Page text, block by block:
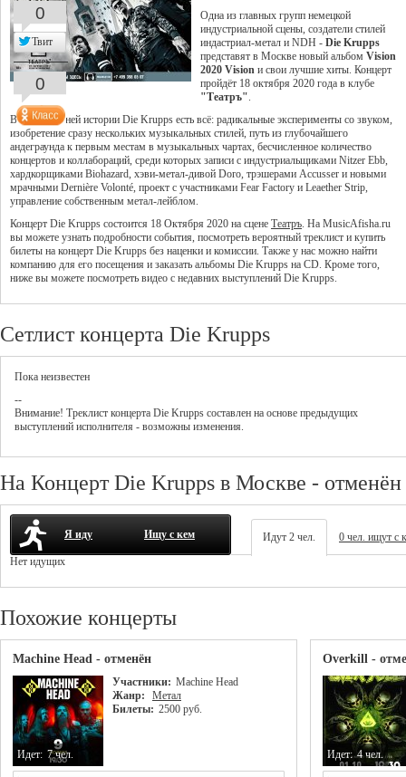
Одна из главных групп немецкой
индустриальной сцены, создатели стилей
индастриал-метал и NDH - Die Krupps
представят в Москве новый альбом Vision
2020 Vision и свои лучшие хиты. Концерт
пройдёт 18 октября 2020 года в клубе
"Театръ".
В сорокалетней истории Die Krupps есть всё: радикальные эксперименты со звуком,
изобретение сразу нескольких музыкальных стилей, путь из глубочайшего
андеграунда к первым местам в музыкальных чартах, бесчисленное количество
концертов и коллабораций, среди которых записи с индустриальщиками Nitzer Ebb,
хардкорщиками Biohazard, хэви-метал-дивой Doro, трэшерами Accusser и новыми
мрачными Dernière Volonté, проект с участниками Fear Factory и Leaether Strip,
управление собственным метал-лейблом.
Концерт Die Krupps состоится 18 Октября 2020 на сцене Театръ. На MusicAfisha.ru
вы можете узнать подробности события, посмотреть вероятный треклист и купить
билеты на концерт Die Krupps без наценки и комиссии. Также у нас можно найти
компанию для его посещения и заказать альбомы Die Krupps на CD. Кроме того,
ниже вы можете посмотреть видео с недавних выступлений Die Krupps.
Сетлист концерта Die Krupps
Пока неизвестен
--
Внимание! Треклист концерта Die Krupps составлен на основе предыдущих
выступлений исполнителя - возможны изменения.
На Концерт Die Krupps в Москве - отменён
Я иду Ищу с кем Идут 2 чел.
0 чел. ищут с
Нет идущих
Похожие концерты
Machine Head - отменён
Участники: Machine Head
Жанр:
Метал
Билеты: 2500 руб.
Идет: 7 чел.
Overkill -
Идет: 4 чел.
0
Твит
0